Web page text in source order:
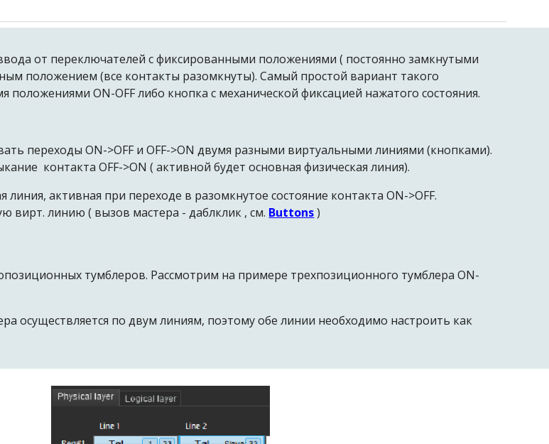
от переключателей с фиксированными положениями ( постоянно замкнутыми
положением (все контакты разомкнуты). Самый простой вариант такого
положениями ОN-OFF либо кнопка с механической фиксацией нажатого состояния.
переходы ON->OFF и OFF->ON двумя разными виртуальными линиями (кнопками).
контакта OFF->ON ( активной будет основная физическая линия).
линия, активная при переходе в разомкнутое состояние контакта ON->OFF.
вирт. линию ( вызов мастера - даблклик , см. Buttons)
тумблеров. Рассмотрим на примере трехпозиционного тумблера ON-
осуществляется по двум линиям, поэтому обе линии необходимо настроить как